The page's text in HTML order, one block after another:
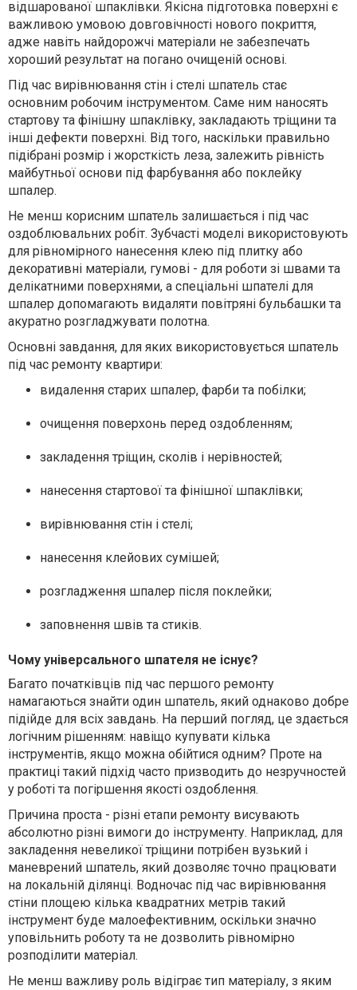
відшарованої шпаклівки. Якісна підготовка поверхні є
важливою умовою довговічності нового покриття,
адже навіть найдорожчі матеріали не забезпечать
хороший результат на погано очищеній основі.
Під час вирівнювання стін і стелі шпатель стає
основним робочим інструментом. Саме ним наносять
стартову та фінішну шпаклівку, закладають тріщини та
інші дефекти поверхні. Від того, наскільки правильно
підібрані розмір і жорсткість леза, залежить рівність
майбутньої основи під фарбування або поклейку
шпалер.
Не менш корисним шпатель залишається і під час
оздоблювальних робіт. Зубчасті моделі використовують
для рівномірного нанесення клею під плитку або
декоративні матеріали, гумові - для роботи зі швами та
делікатними поверхнями, а спеціальні шпателі для
шпалер допомагають видаляти повітряні бульбашки та
акуратно розгладжувати полотна.
Основні завдання, для яких використовується шпатель
під час ремонту квартири:
видалення старих шпалер, фарби та побілки;
очищення поверхонь перед оздобленням;
закладення тріщин, сколів і нерівностей;
нанесення стартової та фінішної шпаклівки;
вирівнювання стін і стелі;
нанесення клейових сумішей;
розгладження шпалер після поклейки;
заповнення швів та стиків.
Чому універсального шпателя не існує?
Багато початківців під час першого ремонту
намагаються знайти один шпатель, який однаково добре
підійде для всіх завдань. На перший погляд, це здається
логічним рішенням: навіщо купувати кілька
інструментів, якщо можна обійтися одним? Проте на
практиці такий підхід часто призводить до незручностей
у роботі та погіршення якості оздоблення.
Причина проста - різні етапи ремонту висувають
абсолютно різні вимоги до інструменту. Наприклад, для
закладення невеликої тріщини потрібен вузький і
маневрений шпатель, який дозволяє точно працювати
на локальній ділянці. Водночас під час вирівнювання
стіни площею кілька квадратних метрів такий
інструмент буде малоефективним, оскільки значно
уповільнить роботу та не дозволить рівномірно
розподілити матеріал.
Не менш важливу роль відіграє тип матеріалу, з яким